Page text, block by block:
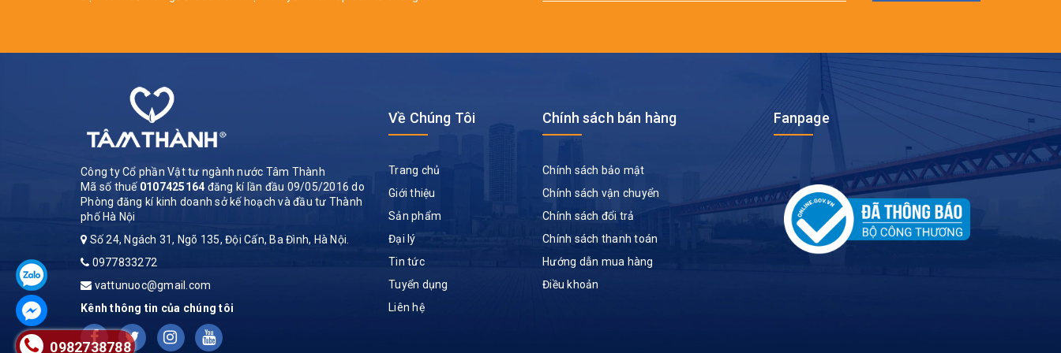
Công ty Cổ phần Vật tư ngành nước Tâm Thành
Mã số thuế 0107425164đăng kí lần đầu 09/05/2016 do
Phòng đăng kí kinh doanh sở kế hoạch và đầu tư Thành
phố Hà Nội
Số 24, Ngách 31, Ngõ 135, Đội Cấn, Ba Đình, Hà Nội.
0977833272
vattunuoc@gmail.com
Kênh thông tin của chúng tôi
Về Chúng Tôi
Trang chủ
Giới thiệu
Sản phẩm
Đại lý
Tin tức
Tuyển dụng
Liên hệ
Chính sách bán hàng
Chính sách bảo mật
Chính sách vận chuyển
Chính sách đổi trả
Chính sách thanh toán
Hướng dẫn mua hàng
Điều khoản
Fanpage
0982738788